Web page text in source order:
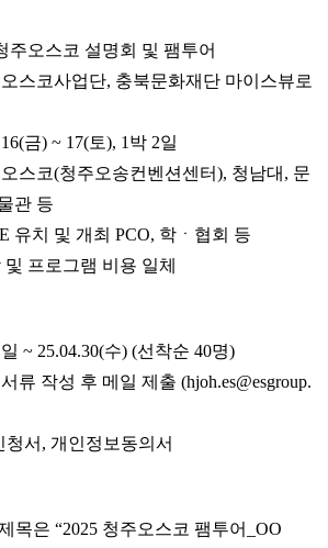
주오스코 설명회 및 팸투어
스코사업단, 충북문화재단 마이스뷰로
금) ~ 17(토), 1박 2일
스코(청주오송컨벤션센터), 청남대, 문
관 등
유치 및 개최 PCO, 학ㆍ협회 등
프로그램 비용 일체
~ 25.04.30(수) (선착순 40명)
류 작성 후 메일 제출 (hjoh.es@esgroup.
서, 개인정보동의서
목은 “2025 청주오스코 팸투어_OO